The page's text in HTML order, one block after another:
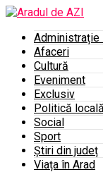
Administrație
Afaceri
Cultură
Eveniment
Exclusiv
Politică locală
Social
Sport
Știri din județ
Viața în Arad